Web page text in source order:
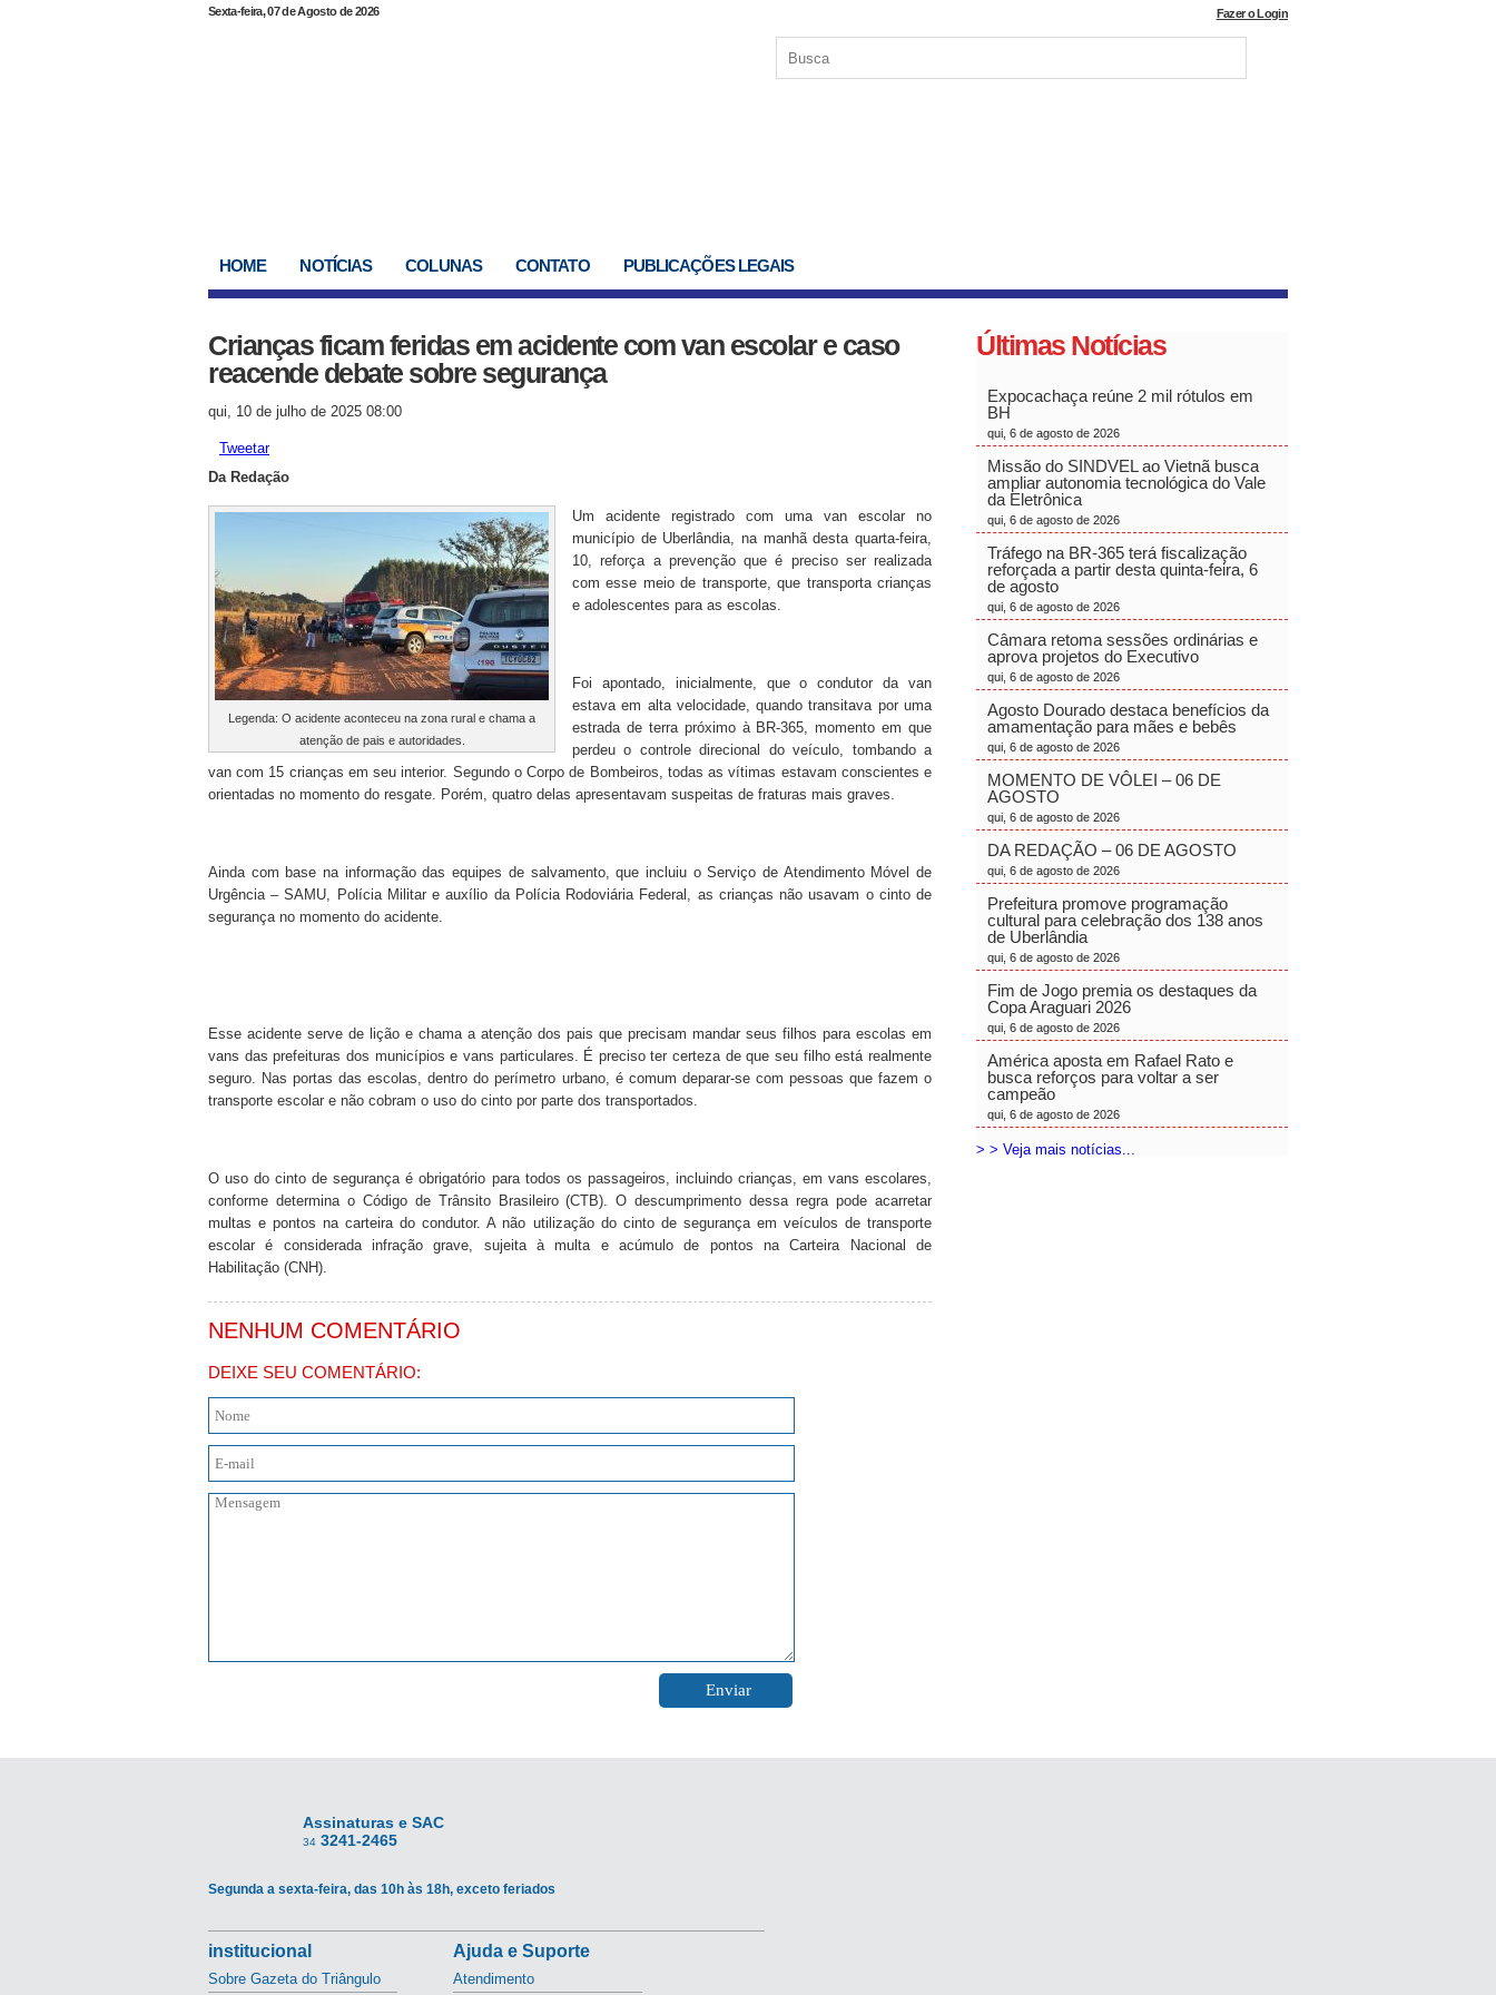
Sexta-feira, 07 de Agosto de 2026 Fazer o Login
HOME NOTÍCIAS COLUNAS CONTATO PUBLICAÇÕES LEGAIS
Crianças ficam feridas em acidente com van escolar e caso
reacende debate sobre segurança
qui, 10 de julho de 2025 08:00
Tweetar
Da Redação
Legenda: O acidente aconteceu na zona rural e chama a
atenção de pais e autoridades.
Um acidente registrado com uma van escolar no
município de Uberlândia, na manhã desta quarta-feira,
10, reforça a prevenção que é preciso ser realizada
com esse meio de transporte, que transporta crianças
e adolescentes para as escolas.
Foi apontado, inicialmente, que o condutor da van
estava em alta velocidade, quando transitava por uma
estrada de terra próximo à BR-365, momento em que
perdeu o controle direcional do veículo, tombando a
van com 15 crianças em seu interior. Segundo o Corpo de Bombeiros, todas as vítimas estavam conscientes e
orientadas no momento do resgate. Porém, quatro delas apresentavam suspeitas de fraturas mais graves.
Ainda com base na informação das equipes de salvamento, que incluiu o Serviço de Atendimento Móvel de
Urgência – SAMU, Polícia Militar e auxílio da Polícia Rodoviária Federal, as crianças não usavam o cinto de
segurança no momento do acidente.
Esse acidente serve de lição e chama a atenção dos pais que precisam mandar seus filhos para escolas em
vans das prefeituras dos municípios e vans particulares. É preciso ter certeza de que seu filho está realmente
seguro. Nas portas das escolas, dentro do perímetro urbano, é comum deparar-se com pessoas que fazem o
transporte escolar e não cobram o uso do cinto por parte dos transportados.
O uso do cinto de segurança é obrigatório para todos os passageiros, incluindo crianças, em vans escolares,
conforme determina o Código de Trânsito Brasileiro (CTB). O descumprimento dessa regra pode acarretar
multas e pontos na carteira do condutor. A não utilização do cinto de segurança em veículos de transporte
escolar é considerada infração grave, sujeita à multa e acúmulo de pontos na Carteira Nacional de
Habilitação (CNH).
NENHUM COMENTÁRIO
DEIXE SEU COMENTÁRIO:
Últimas Notícias
Expocachaça reúne 2 mil rótulos em
BH
qui, 6 de agosto de 2026
Missão do SINDVEL ao Vietnã busca
ampliar autonomia tecnológica do Vale
da Eletrônica
qui, 6 de agosto de 2026
Tráfego na BR-365 terá fiscalização
reforçada a partir desta quinta-feira, 6
de agosto
qui, 6 de agosto de 2026
Câmara retoma sessões ordinárias e
aprova projetos do Executivo
qui, 6 de agosto de 2026
Agosto Dourado destaca benefícios da
amamentação para mães e bebês
qui, 6 de agosto de 2026
MOMENTO DE VÔLEI – 06 DE
AGOSTO
qui, 6 de agosto de 2026
DA REDAÇÃO – 06 DE AGOSTO
qui, 6 de agosto de 2026
Prefeitura promove programação
cultural para celebração dos 138 anos
de Uberlândia
qui, 6 de agosto de 2026
Fim de Jogo premia os destaques da
Copa Araguari 2026
qui, 6 de agosto de 2026
América aposta em Rafael Rato e
busca reforços para voltar a ser
campeão
qui, 6 de agosto de 2026
> > Veja mais notícias...
Assinaturas e SAC
34 3241-2465
Segunda a sexta-feira, das 10h às 18h, exceto feriados
institucional
Sobre Gazeta do Triângulo
Ajuda e Suporte
Atendimento